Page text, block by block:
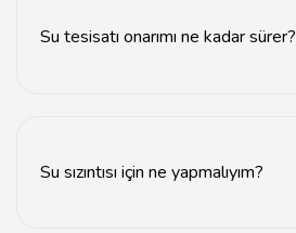
Su tesisatı onarımı ne kadar sürer?
Su sızıntısı için ne yapmalıyım?